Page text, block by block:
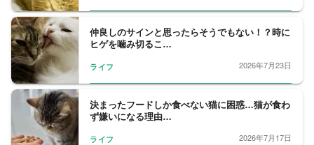
仲良しのサインと思ったらそうでもない！？時に
ヒゲを噛み切るこ…
ライフ 2026年7月23日
決まったフードしか食べない猫に困惑…猫が食わ
ず嫌いになる理由…
ライフ 2026年7月17日